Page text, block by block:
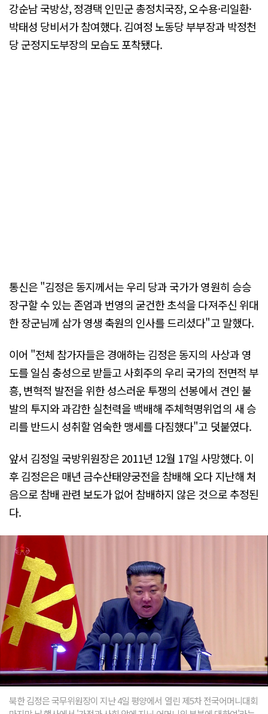
강순남 국방상, 정경택 인민군 총정치국장, 오수용·리일환·
박태성 당비서가 참여했다. 김여정 노동당 부부장과 박정천
당 군정지도부장의 모습도 포착됐다.
통신은 "김정은 동지께서는 우리 당과 국가가 영원히 승승
장구할 수 있는 존엄과 번영의 굳건한 초석을 다져주신 위대
한 장군님께 삼가 영생 축원의 인사를 드리셨다"고 말했다.
이어 "전체 참가자들은 경애하는 김정은 동지의 사상과 영
도를 일심 충성으로 받들고 사회주의 우리 국가의 전면적 부
흥, 변혁적 발전을 위한 성스러운 투쟁의 선봉에서 견인 불
발의 투지와 과감한 실천력을 백배해 주체혁명위업의 새 승
리를 반드시 성취할 엄숙한 맹세를 다짐했다"고 덧붙였다.
앞서 김정일 국방위원장은 2011년 12월 17일 사망했다. 이
후 김정은은 매년 금수산태양궁전을 참배해 오다 지난해 처
음으로 참배 관련 보도가 없어 참배하지 않은 것으로 추정된
다.
북한 김정은 국무위원장이 지난 4일 평양에서 열린 제5차 전국어머니대회